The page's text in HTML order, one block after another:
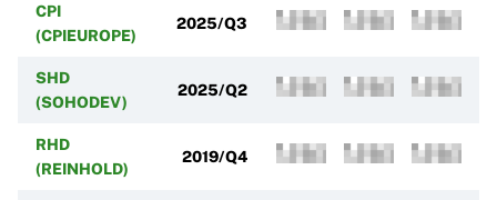
CPI
(CPIEUROPE)
2025/Q3
SHD
(SOHODEV)
2025/Q2
RHD
(REINHOLD)
2019/Q4